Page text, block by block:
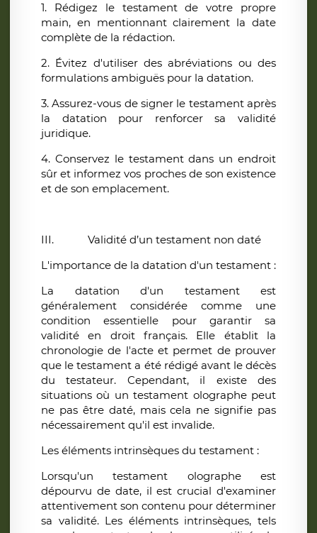
1. Rédigez le testament de votre propre
main, en mentionnant clairement la date
complète de la rédaction.
2. Évitez d'utiliser des abréviations ou des
formulations ambiguës pour la datation.
3. Assurez-vous de signer le testament après
la datation pour renforcer sa validité
juridique.
4. Conservez le testament dans un endroit
sûr et informez vos proches de son existence
et de son emplacement.
III.
Validité d’un testament non daté
L'importance de la datation d'un testament :
La datation d'un testament est
généralement considérée comme une
condition essentielle pour garantir sa
validité en droit français. Elle établit la
chronologie de l'acte et permet de prouver
que le testament a été rédigé avant le décès
du testateur. Cependant, il existe des
situations où un testament olographe peut
ne pas être daté, mais cela ne signifie pas
nécessairement qu'il est invalide.
Les éléments intrinsèques du testament :
Lorsqu'un testament olographe est
dépourvu de date, il est crucial d'examiner
attentivement son contenu pour déterminer
sa validité. Les éléments intrinsèques, tels